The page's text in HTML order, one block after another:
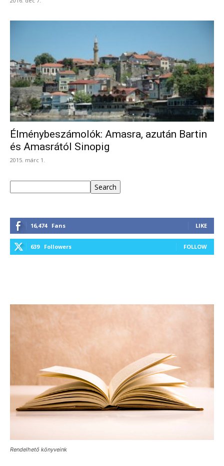
Élménybeszámolók: Amasra, azután Bartin
és Amasrától Sinopig
2015. márc 1.
Search
16,474 Fans LIKE
639 Followers FOLLOW
Rendelhető könyveink